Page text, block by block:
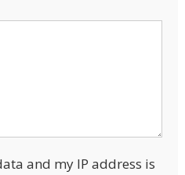
and my IP address is